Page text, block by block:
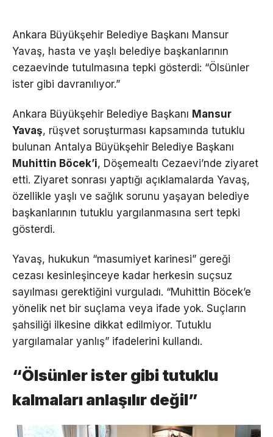
Ankara Büyükşehir Belediye Başkanı Mansur
Yavaş, hasta ve yaşlı belediye başkanlarının
cezaevinde tutulmasına tepki gösterdi: “Ölsünler
ister gibi davranılıyor.”
Ankara Büyükşehir Belediye Başkanı Mansur
Yavaş, rüşvet soruşturması kapsamında tutuklu
bulunan Antalya Büyükşehir Belediye Başkanı
Muhittin Böcek’i, Döşemealtı Cezaevi’nde ziyaret
etti. Ziyaret sonrası yaptığı açıklamalarda Yavaş,
özellikle yaşlı ve sağlık sorunu yaşayan belediye
başkanlarının tutuklu yargılanmasına sert tepki
gösterdi.
Yavaş, hukukun “masumiyet karinesi” gereği
cezası kesinleşinceye kadar herkesin suçsuz
sayılması gerektiğini vurguladı. “Muhittin Böcek’e
yönelik net bir suçlama veya ifade yok. Suçların
şahsiliği ilkesine dikkat edilmiyor. Tutuklu
yargılamalar yanlış” ifadelerini kullandı.
“Ölsünler ister gibi tutuklu
kalmaları anlaşılır değil”